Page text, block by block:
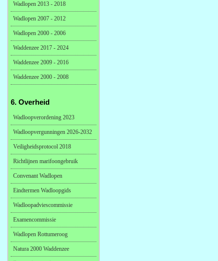
Wadlopen 2013 - 2018
Wadlopen 2007 - 2012
Wadlopen 2000 - 2006
Waddenzee 2017 - 2024
Waddenzee 2009 - 2016
Waddenzee 2000 - 2008
6. Overheid
Wadloopverordening 2023
Wadloopvergunningen 2026-2032
Veiligheidsprotocol 2018
Richtlijnen marifoongebruik
Convenant Wadlopen
Eindtermen Wadloopgids
Wadloopadviescommissie
Examencommissie
Wadlopen Rottumeroog
Natura 2000 Waddenzee